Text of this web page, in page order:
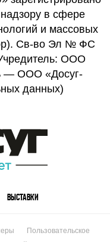
в сфере
и массовых
Св-во Эл № ФС
ООО
— ООО «Досуг-
данных)
ВЫСТАВКИ
Пользовательское